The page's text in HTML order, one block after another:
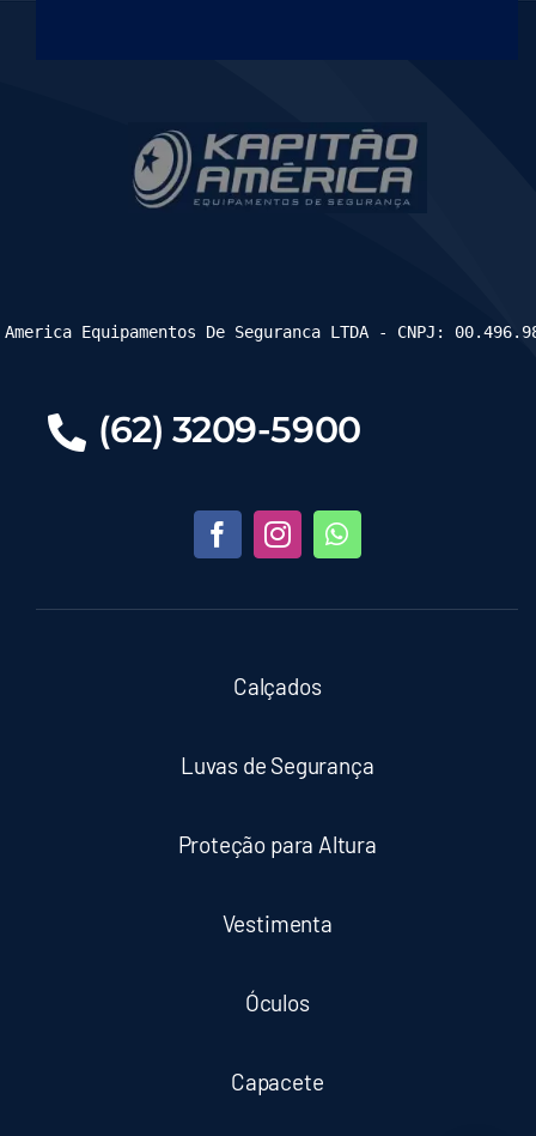
(62) 3209-5900
Calçados
Luvas de Segurança
Proteção para Altura
Vestimenta
Óculos
Capacete
Equipamentos De Seguranca LTDA - CNPJ: